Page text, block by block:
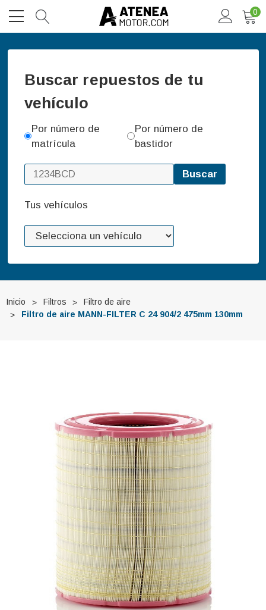
0
Buscar repuestos de tu
vehículo
Por número de
matrícula
Por número de
bastidor
Buscar
Tus vehículos
Inicio Filtros
Filtro de aire
Filtro de aire MANN-FILTER C 24 904/2 475mm 130mm